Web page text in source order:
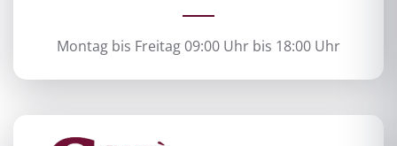
Montag bis Freitag 09:00 Uhr bis 18:00 Uhr